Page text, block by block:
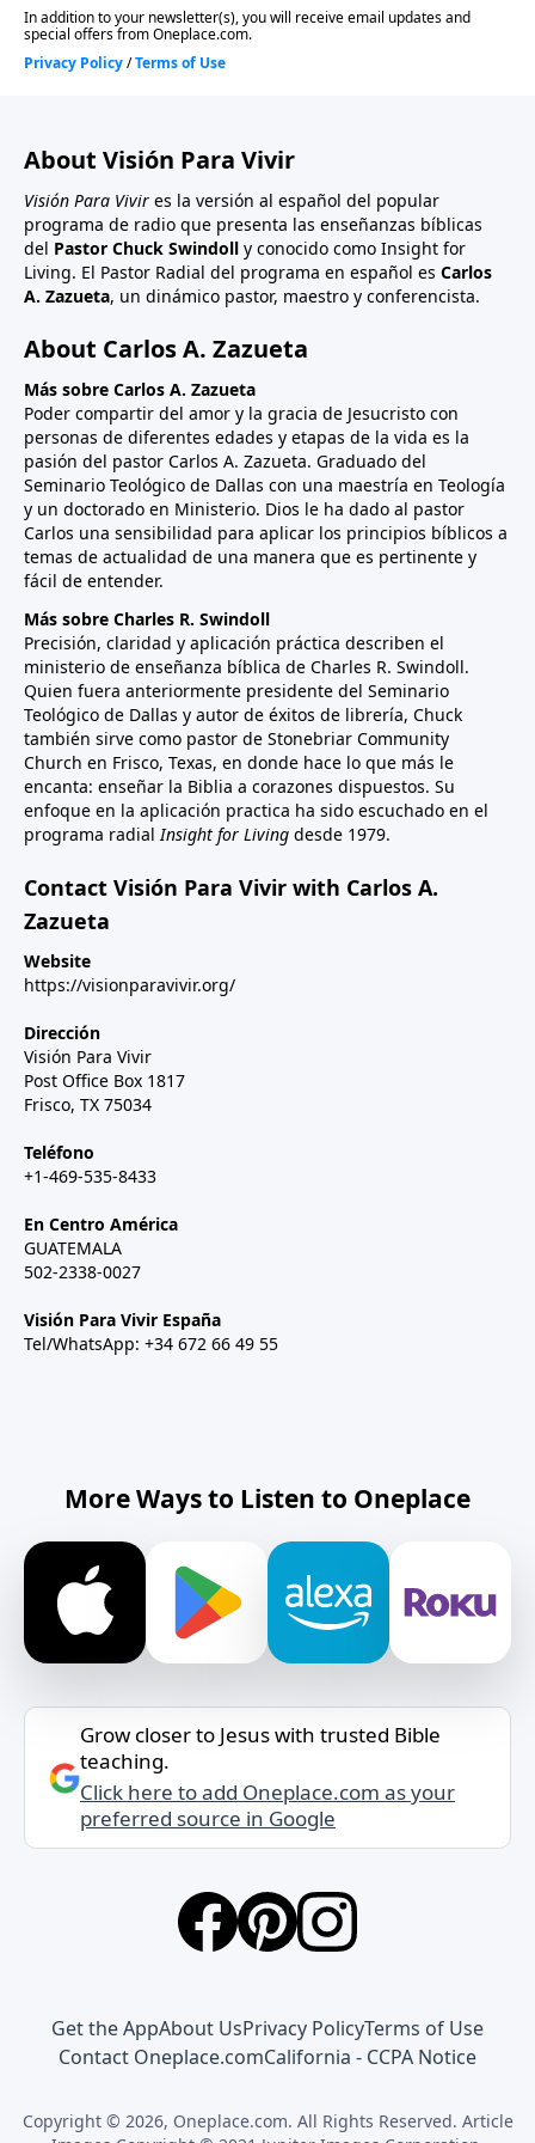
About Visión Para Vivir
Visión Para Vivir es la versión al español del popular
programa de radio que presenta las enseñanzas bíblicas
del Pastor Chuck Swindoll y conocido como Insight for
Living. El Pastor Radial del programa en español es Carlos
A. Zazueta, un dinámico pastor, maestro y conferencista.
About Carlos A. Zazueta
Más sobre Carlos A. Zazueta
Poder compartir del amor y la gracia de Jesucristo con
personas de diferentes edades y etapas de la vida es la
pasión del pastor Carlos A. Zazueta. Graduado del
Seminario Teológico de Dallas con una maestría en Teología
y un doctorado en Ministerio. Dios le ha dado al pastor
Carlos una sensibilidad para aplicar los principios bíblicos a
temas de actualidad de una manera que es pertinente y
fácil de entender.
Más sobre Charles R. Swindoll
Precisión, claridad y aplicación práctica describen el
ministerio de enseñanza bíblica de Charles R. Swindoll.
Quien fuera anteriormente presidente del Seminario
Teológico de Dallas y autor de éxitos de librería, Chuck
también sirve como pastor de Stonebriar Community
Church en Frisco, Texas, en donde hace lo que más le
encanta: enseñar la Biblia a corazones dispuestos. Su
enfoque en la aplicación practica ha sido escuchado en el
programa radialInsight for Living desde 1979.
Contact Visión Para Vivir with Carlos A.
Zazueta
Website
https://visionparavivir.org/
Dirección
Visión Para Vivir
Post Office Box 1817
Frisco, TX 75034
Teléfono
+1-469-535-8433
En Centro América
GUATEMALA
502-2338-0027
Visión Para Vivir España
Tel/WhatsApp: +34 672 66 49 55
More Ways to Listen to Oneplace
Grow closer to Jesus with trusted Bible
teaching.
Click here to add Oneplace.com as your
preferred source in Google
Get the AppAbout UsPrivacy PolicyTerms of Use
Contact Oneplace.comCalifornia - CCPA Notice
Copyright © 2026, Oneplace.com. All Rights Reserved. Article